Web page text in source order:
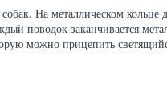
На металлическом
поводок заканчивается
можно прицепить